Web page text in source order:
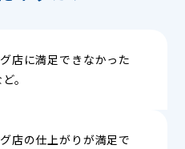
店に満足できなかった
。
店の仕上がりが満足で